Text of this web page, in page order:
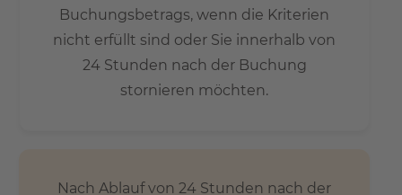
Buchungsbetrags, wenn die Kriterien
nicht erfüllt sind oder Sie innerhalb von
24 Stunden nach der Buchung
stornieren möchten.
Nach Ablauf von 24 Stunden nach der